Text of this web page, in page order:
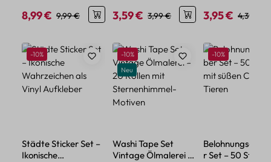
Verkaufspreis:
8,99 € Regulärer Preis:
9,99 €
Verkaufspreis:
3,59 € Regulärer Preis:
3,99 €
Verkaufspreis:
3,95 € 4,39 €
Produktgalerie überspringen
Rabatt
-10%
Städte Sticker Set –
Ikonische
Rabatt
-10%
Neu
Washi Tape Set
Vintage Ölmalerei –
Rabatt
-10%
r Set – 50